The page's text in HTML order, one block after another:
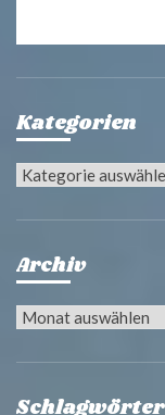
Kategorien
Kategorien
Archiv
Archiv
Schlagwörter